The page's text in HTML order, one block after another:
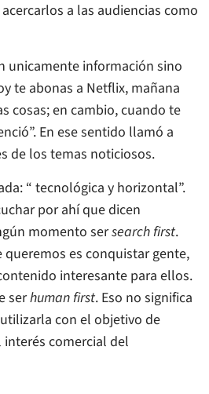
a las audiencias como
unicamente información sino
te abonas a Netflix, mañana
cosas; en cambio, cuando te
En ese sentido llamó a
de los temas noticiosos.
“ tecnológica y horizontal”.
por ahí que dicen
momento sersearch first.
queremos es conquistar gente,
interesante para ellos.
serhuman first. Eso no significa
con el objetivo de
comercial del